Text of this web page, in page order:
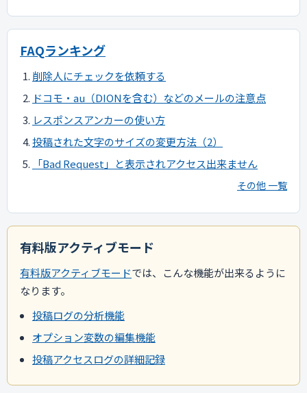
FAQランキング
削除人にチェックを依頼する
ドコモ・au（DIONを含む）などのメールの注意点
レスポンスアンカーの使い方
投稿された文字のサイズの変更方法（2）
「Bad Request」と表示されアクセス出来ません
その他 一覧
有料版アクティブモード
有料版アクティブモードでは、こんな機能が出来るように
なります。
投稿ログの分析機能
オプション変数の編集機能
投稿アクセスログの詳細記録